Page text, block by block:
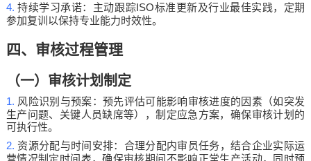
4.持续学习承诺：主动跟踪ISO标准更新及行业最佳实践，定期
参加复训以保持专业能力时效性。
四、审核过程管理
（一）审核计划制定
1. 风险识别与预案：预先评估可能影响审核进度的因素（如突发
生产问题、关键人员缺席等），制定应急方案，确保审核计划的
可执行性。
2.资源分配与时间安排：合理分配内审员任务，结合企业实际运
营情况制定时间表，确保审核期间不影响正常生产活动，同时预